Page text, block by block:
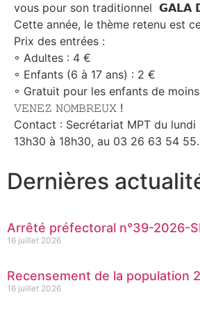
vous pour son traditionnel
Cette année, le thème retenu est
Prix des entrées :
◦ Adultes : 4 €
◦ Enfants (6 à 17 ans) : 2 €
◦ Gratuit pour les enfants de
𝚅𝙴𝙽𝙴𝚉 𝙽𝙾𝙼𝙱𝚁𝙴𝚄𝚇 !
Contact : Secrétariat MPT du lundi
13h30 à 18h30, au 03 26 63 54 55.
Dernières
Arrêté préfectoral n°39-2026-
16 juillet 2026
Recensement de la population
16 juillet 2026